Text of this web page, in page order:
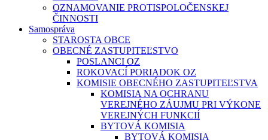
OZNAMOVANIE PROTISPOLOČENSKEJ
ČINNOSTI
Samospráva
STAROSTA OBCE
OBECNÉ ZASTUPITEĽSTVO
POSLANCI OZ
ROKOVACÍ PORIADOK OZ
KOMISIE OBECNÉHO ZASTUPITEĽSTVA
KOMISIA NA OCHRANU
VEREJNÉHO ZÁUJMU PRI VÝKONE
VEREJNÝCH FUNKCIÍ
BYTOVÁ KOMISIA
BYTOVÁ KOMISIA